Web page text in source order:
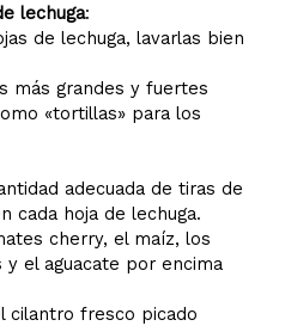
lechuga:
de lechuga, lavarlas bien
más grandes y fuertes
«tortillas» para los
adecuada de tiras de
cada hoja de lechuga.
cherry, el maíz, los
el aguacate por encima
cilantro fresco picado